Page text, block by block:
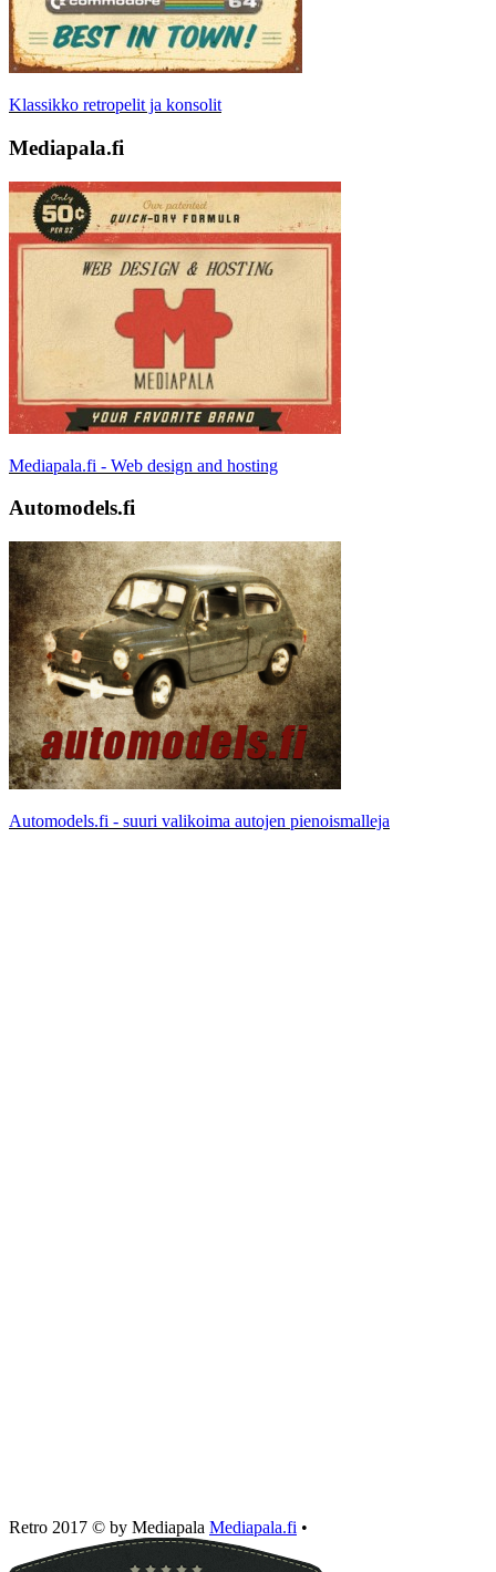
Klassikko retropelit ja konsolit
Mediapala.fi
Mediapala.fi - Web design and hosting
Automodels.fi
Automodels.fi - suuri valikoima autojen pienoismalleja
Retro 2017 © by Mediapala Mediapala.fi •